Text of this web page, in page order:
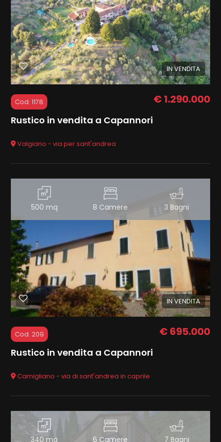
IN VENDITA
Cod. 1178 € 1.290.000
Rustico in vendita a Capannori
Valgiano - via per sant'andrea
500 mq 8 Camere 3 Bagni
IN VENDITA
Cod. 209 € 695.000
Rustico in vendita a Capannori
Camigliano - via di sant'andrea in caprile
340 mq 6 Camere 7 Bagni
Commerciali
Terreni
Prezzo
Totale
Locali
minimi
Qualsiasi
1